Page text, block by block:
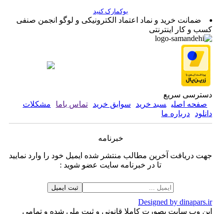
بوکمارک کنید
ضمانت خرید و نماد اعتماد الکترونیکی و لوگو انجمن صنفی
کسب و کار اینترنتی
دسترسی سریع
صفحه اصلی سبد خرید سوابق خرید تماس باما
مشکلات
دانلود
درباره ما
خبرنامه
جهت دریافت آخرین مطالب منتشر شده ایمیل خود را وارد نمایید
تا در خبرنامه سایت عضو شوید :
Designed by dinapars.ir
این وب سایت بصورت کاملا قانونی و ثبت ملی شده و تمامی